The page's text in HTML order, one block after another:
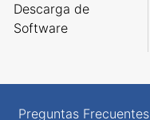
Descarga de
Software
Preguntas Frecuentes